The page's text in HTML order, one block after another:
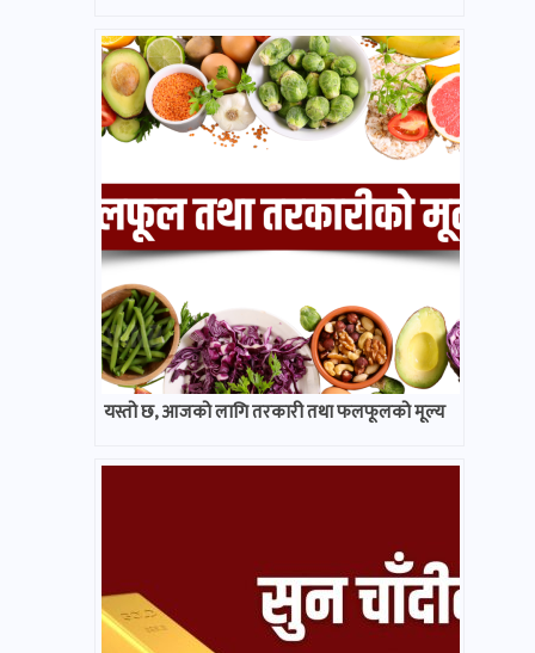
यस्तो छ, आजको लागि तरकारी तथा फलफूलको मूल्य